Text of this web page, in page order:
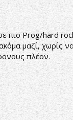
πιο Prog/hard
μαζί, χωρίς
πλέον.